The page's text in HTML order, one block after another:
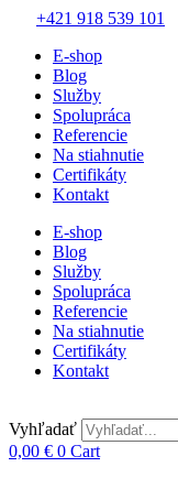
+421 918 539 101
E-shop
Blog
Služby
Spolupráca
Referencie
Na stiahnutie
Certifikáty
Kontakt
E-shop
Blog
Služby
Spolupráca
Referencie
Na stiahnutie
Certifikáty
Kontakt
Vyhľadať
0,00 € 0 Cart